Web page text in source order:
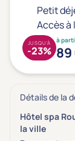
Petit
Accès
à
89
JUSQU'À
-23%
Détails de la
Hôtel spa
la ville